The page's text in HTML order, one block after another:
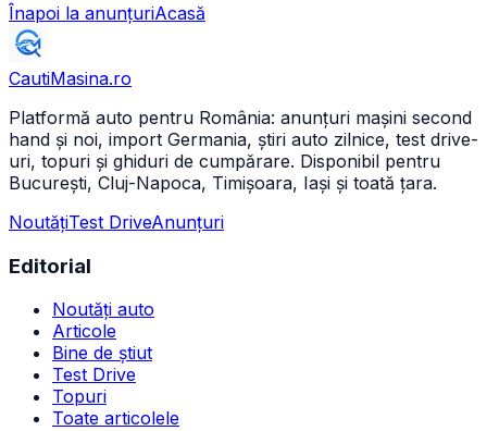
Înapoi la anunțuriAcasă
CautiMasina.ro
Platformă auto pentru România: anunțuri mașini second
hand și noi, import Germania, știri auto zilnice, test drive-
uri, topuri și ghiduri de cumpărare. Disponibil pentru
București, Cluj-Napoca, Timișoara, Iași și toată țara.
NoutățiTest DriveAnunțuri
Editorial
Noutăți auto
Articole
Bine de știut
Test Drive
Topuri
Toate articolele